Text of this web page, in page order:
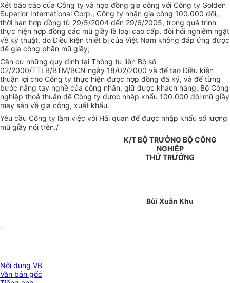
Xét báo cáo của Công ty và hợp đồng gia công với Công ty Golden
Superior International Corp., Công ty nhận gia công 100.000 đôi,
thời hạn hợp đồng từ 29/5/2004 đến 29/6/2005, trong quá trình
thực hiện hợp đồng các mũ giầy là loại cao cấp, đòi hỏi nghiêm ngặt
về kỹ thuật, do Điều kiện thiết bị của Việt Nam không đáp ứng được
để gia công phần mũ giầy;
Căn cứ những quy định tại Thông tư liên Bộ số
02/2000/TTLB/BTM/BCN ngày 18/02/2000 và để tạo Điều kiện
thuận lợi cho Công ty thực hiện được hợp đồng đã ký, và để từng
bước nâng tay nghề của công nhân, giữ được khách hàng, Bộ Công
nghiệp thoả thuận để Công ty được nhập khẩu 100.000 đôi mũ giầy
may sẵn về gia công, xuất khẩu.
Yêu cầu Công ty làm việc với Hải quan để được nhập khẩu số lượng
mũ giầy nói trên./
K/T BỘ TRƯỞNG BỘ CÔNG
NGHIỆP
THỨ TRƯỞNG
Bùi Xuân Khu
.
Nội dung VB
Văn bản gốc